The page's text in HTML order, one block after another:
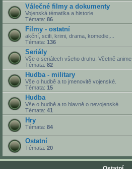
Válečné filmy a dokumenty
Vojenská tématika a historie
Témata: 86
Filmy - ostatní
akční, scifi, krimi, drama, komedie,...
Témata: 136
Seriály
Vše o seriálech všeho druhu. Včetně anime.
Témata: 82
Hudba - military
Vše o hudbě a to jmenovitě vojenské.
Témata: 15
Hudba
Vše o hudbě a to hlavně o nevojenské.
Témata: 41
Hry
Témata: 84
Ostatní
Témata: 20